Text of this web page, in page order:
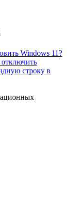
Windows 11?
строку в